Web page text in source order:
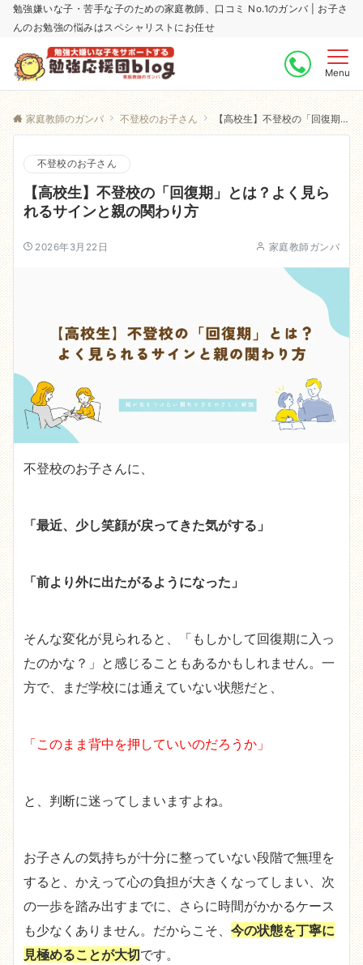
勉強嫌いな子・苦手な子のための家庭教師、口コミ No.1のガンバ | お子さ
んのお勉強の悩みはスペシャリストにお任せ
Menu
家庭教師のガンバ 不登校のお子さん 【高校生】不登校の「回復期」とは？よく見られるサインと親の関わり方
不登校のお子さん
【高校生】不登校の「回復期」とは？よく見ら
れるサインと親の関わり方
2026年3月22日 家庭教師ガンバ
不登校のお子さんに、
「最近、少し笑顔が戻ってきた気がする」
「前より外に出たがるようになった」
そんな変化が見られると、「もしかして回復期に入っ
たのかな？」と感じることもあるかもしれません。一
方で、まだ学校には通えていない状態だと、
「このまま背中を押していいのだろうか」
と、判断に迷ってしまいますよね。
お子さんの気持ちが十分に整っていない段階で無理を
すると、かえって心の負担が大きくなってしまい、次
の一歩を踏み出すまでに、さらに時間がかかるケース
も少なくありません。だからこそ、 今の状態を丁寧に
見極めることが大切です。